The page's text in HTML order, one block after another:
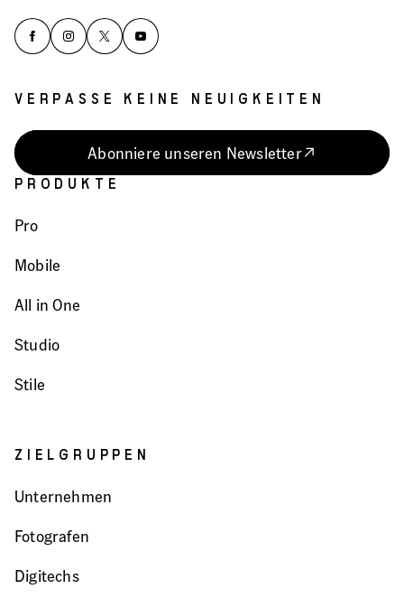
PRODUKTE
Pro
Mobile
All in One
Studio
Stile
ZIELGRUPPEN
Unternehmen
Fotografen
Digitechs
VERPASSE KEINE NEUIGKEITEN
Abonniere unseren Newsletter